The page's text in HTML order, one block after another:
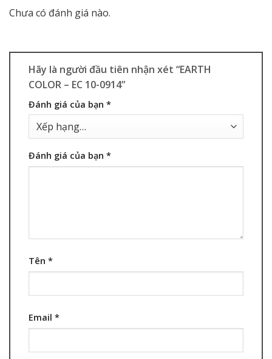
Chưa có đánh giá nào.
Hãy là người đầu tiên nhận xét “EARTH
COLOR – EC 10-0914”
Đánh giá của bạn *
Đánh giá của bạn *
Tên *
Email *